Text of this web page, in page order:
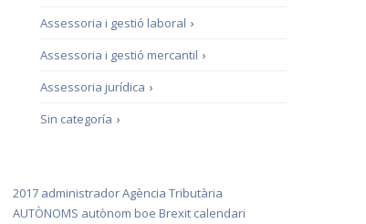
›
Assessoria i gestió laboral
›
Assessoria i gestió mercantil
›
Assessoria jurídica
›
Sin categoría
2017 administradorAgència Tributària
AUTÒNOMS autònom boe Brexit calendari